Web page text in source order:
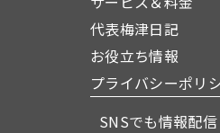
代表梅津日記
お役立ち情報
プライバシーポリ
SNSでも情報配信